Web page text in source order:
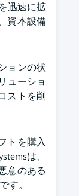
迅速に拡
資本設備
ョンの状
ューショ
ストを削
トを購入
は、
意のある
す。